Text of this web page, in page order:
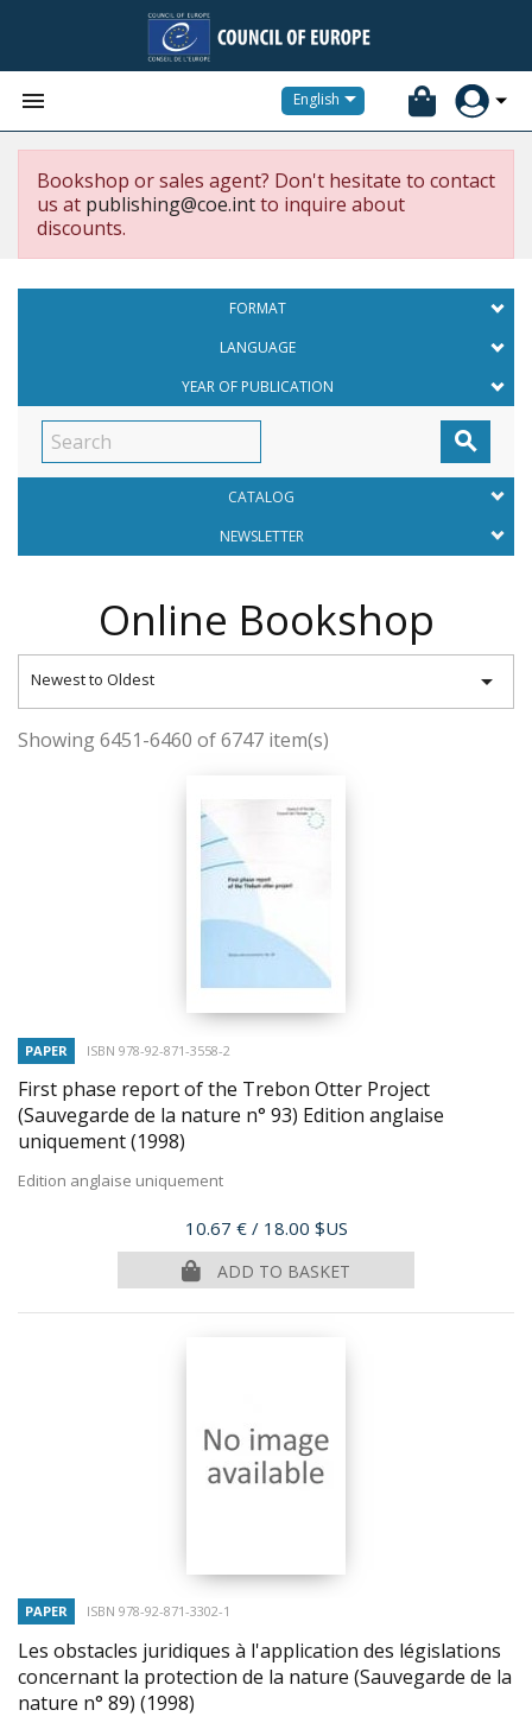
 English
Bookshop or sales agent? Don't hesitate to contact
us at publishing@coe.intto inquire about
discounts.
FORMAT
LANGUAGE
YEAR OF PUBLICATION

CATALOG
NEWSLETTER
Online Bookshop
Newest to Oldest 
Showing 6451-6460 of 6747 item(s)
PAPER ISBN 978-92-871-3558-2
First phase report of the Trebon Otter Project
(Sauvegarde de la nature n° 93) Edition anglaise
uniquement(1998)
Edition anglaise uniquement
Price
10.67 € / 18.00 $US
ADD TO BASKET
PAPER ISBN 978-92-871-3302-1
Les obstacles juridiques à l'application des législations
concernant la protection de la nature (Sauvegarde de la
nature n° 89) (1998)